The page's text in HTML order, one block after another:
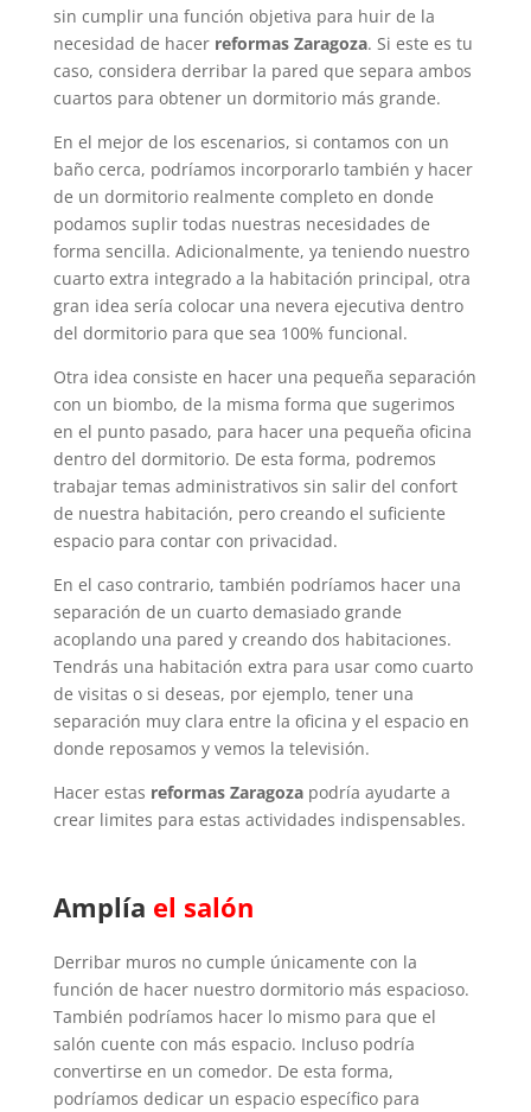
sin cumplir una función objetiva para huir de la
necesidad de hacer reformas Zaragoza. Si este es tu
caso, considera derribar la pared que separa ambos
cuartos para obtener un dormitorio más grande.
En el mejor de los escenarios, si contamos con un
baño cerca, podríamos incorporarlo también y hacer
de un dormitorio realmente completo en donde
podamos suplir todas nuestras necesidades de
forma sencilla. Adicionalmente, ya teniendo nuestro
cuarto extra integrado a la habitación principal, otra
gran idea sería colocar una nevera ejecutiva dentro
del dormitorio para que sea 100% funcional.
Otra idea consiste en hacer una pequeña separación
con un biombo, de la misma forma que sugerimos
en el punto pasado, para hacer una pequeña oficina
dentro del dormitorio. De esta forma, podremos
trabajar temas administrativos sin salir del confort
de nuestra habitación, pero creando el suficiente
espacio para contar con privacidad.
En el caso contrario, también podríamos hacer una
separación de un cuarto demasiado grande
acoplando una pared y creando dos habitaciones.
Tendrás una habitación extra para usar como cuarto
de visitas o si deseas, por ejemplo, tener una
separación muy clara entre la oficina y el espacio en
donde reposamos y vemos la televisión.
Hacer estas reformas Zaragozapodría ayudarte a
crear limites para estas actividades indispensables.
Amplía el salón
Derribar muros no cumple únicamente con la
función de hacer nuestro dormitorio más espacioso.
También podríamos hacer lo mismo para que el
salón cuente con más espacio. Incluso podría
convertirse en un comedor. De esta forma,
podríamos dedicar un espacio específico para